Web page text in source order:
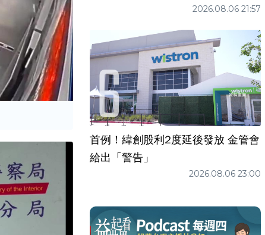
2026.08.06 21:57
首例！緯創股利2度延後發放 金管會
給出「警告」
2026.08.06 23:00